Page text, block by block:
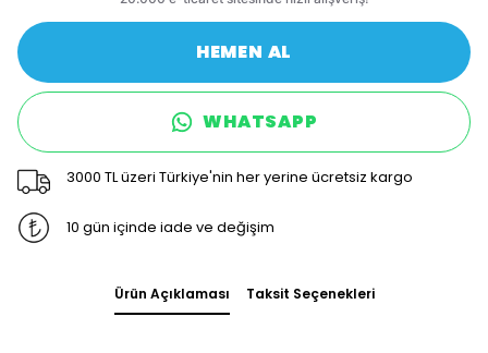
HEMEN AL
WHATSAPP
3000 TL üzeri Türkiye'nin her yerine ücretsiz kargo
10 gün içinde iade ve değişim
Ürün Açıklaması Taksit Seçenekleri